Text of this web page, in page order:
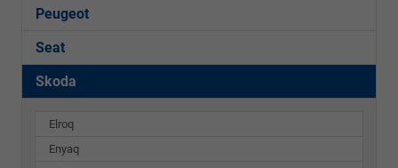
Peugeot
Seat
Skoda
Elroq
Enyaq